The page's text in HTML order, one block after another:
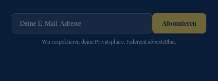
Abonnieren
Wir respektieren deine Privatsphäre. Jederzeit abbestellbar.